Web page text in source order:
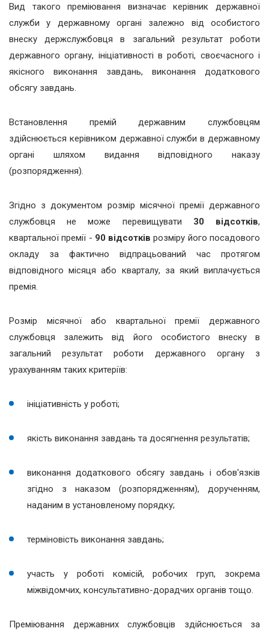
Вид такого преміювання визначає керівник державної
служби у державному органі залежно від особистого
внеску держслужбовця в загальний результат роботи
державного органу, ініціативності в роботі, своєчасного і
якісного виконання завдань, виконання додаткового
обсягу завдань.
Встановлення премій державним службовцям
здійснюється керівником державної служби в державному
органі шляхом видання відповідного наказу
(розпорядження).
Згідно з документом розмір місячної премії державного
службовця не може перевищувати 30 відсотків,
квартальної премії - 90 відсотків розміру його посадового
окладу за фактично відпрацьований час протягом
відповідного місяця або кварталу, за який виплачується
премія.
Розмір місячної або квартальної премії державного
службовця залежить від його особистого внеску в
загальний результат роботи державного органу з
урахуванням таких критеріїв:
ініціативність у роботі;
якість виконання завдань та досягнення результатів;
виконання додаткового обсягу завдань і обов'язків
згідно з наказом (розпорядженням), дорученням,
наданим в установленому порядку;
терміновість виконання завдань;
участь у роботі комісій, робочих груп, зокрема
міжвідомчих, консультативно-дорадчих органів тощо.
Преміювання державних службовців здійснюється за